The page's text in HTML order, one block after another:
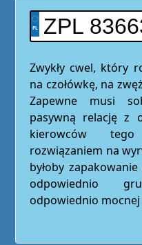
ZPL
Zwykły cwel, który
na czołówkę, na
Zapewne musi
pasywną relację z
kierowców
rozwiązaniem na
byłoby
odpowiednio
odpowiednio mocnej